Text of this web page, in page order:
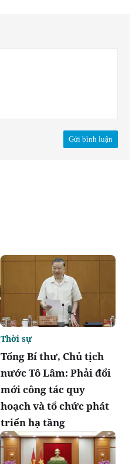
Gửi bình luận
Tổng Bí thư, Chủ tịch
nước Tô Lâm: Phải đổi
mới công tác quy
hoạch và tổ chức phát
triển hạ tầng
Thời sự